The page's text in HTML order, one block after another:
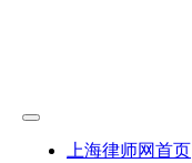
上海律师网首页